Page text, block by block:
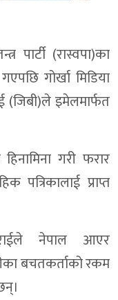
पार्टी (रास्वपा)का
गोर्खा मिडिया
(जिबी)ले इमेलमार्फत
गरी फरार
पत्रिकालाई प्राप्त
राईले नेपाल आएर
बचतकर्ताको रकम